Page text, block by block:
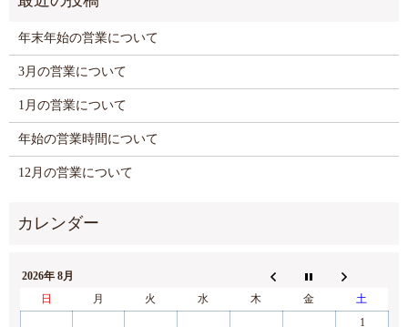
年末年始の営業について
3月の営業について
1月の営業について
年始の営業時間について
12月の営業について
2026年 8月
日
月 火 水 木 金
土
1